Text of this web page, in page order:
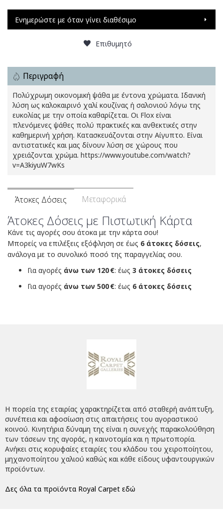
Ενημερώστε με όταν γίνει διαθέσιμο
Επιθυμητό
Περιγραφή
Πολύχρωμη οικονομική ψάθα με έντονα χρώματα. Ιδανική
λύση ως καλοκαιρινό χαλί κουζίνας ή σαλονιού λόγω της
ευκολίας με την οποία καθαρίζεται. Οι Flox είναι
πλενόμενες ψάθες πολύ πρακτικές και ανθεκτικές στην
καθημερινή χρήση. Κατασκευάζονται στην Αίγυπτο. Είναι
αντιστατικές και μας δίνουν λύση σε χώρους που
χρειάζονται χρώμα. https://www.youtube.com/watch?
v=A3kiyuW7wKs
Άτοκες Δόσεις Μεταφορικά
Άτοκες Δόσεις με Πιστωτική Κάρτα
Κάνε τις αγορές σου άτοκα με την κάρτα σου!
Μπορείς να επιλέξεις εξόφληση σε έως 6 άτοκες δόσεις,
ανάλογα με το συνολικό ποσό της παραγγελίας σου.
Για αγορές άνω των 120 €: έως 3 άτοκες δόσεις
Για αγορές άνω των 500 €: έως 6 άτοκες δόσεις
Η πορεία της εταιρίας χαρακτηρίζεται από σταθερή ανάπτυξη,
συνέπεια και αφοσίωση στις απαιτήσεις του αγοραστικού
κοινού. Κινητήρια δύναμη της είναι η συνεχής παρακολούθηση
των τάσεων της αγοράς, η καινοτομία και η πρωτοπορία.
Ανήκει στις κορυφαίες εταιρίες του κλάδου του χειροποίητου,
μηχανοποίητου χαλιού καθώς και κάθε είδους υφαντουργικών
προϊόντων.
Δες όλα τα προϊόντα Royal Carpet εδώ